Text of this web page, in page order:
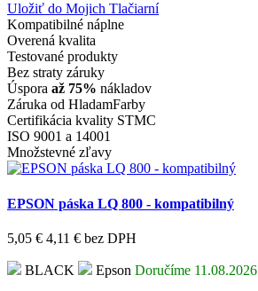
Uložiť do Mojich Tlačiarní
Kompatibilné náplne
Overená kvalita
Testované produkty
Bez straty záruky
Úspora až 75% nákladov
Záruka od HladamFarby
Certifikácia kvality STMC
ISO 9001 a 14001
Množstevné zľavy
EPSON páska LQ 800 - kompatibilný
5,05 € 4,11 € bez DPH
BLACK Epson Doručíme 11.08.2026